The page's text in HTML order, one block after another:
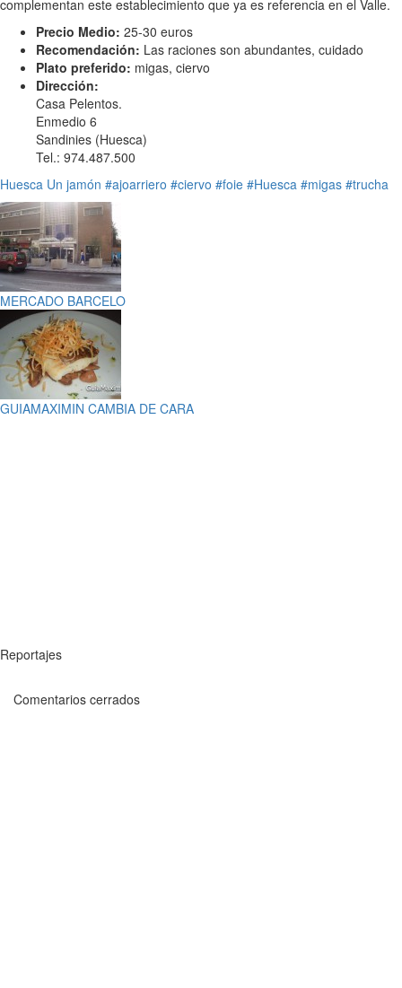
complementan este establecimiento que ya es referencia en el Valle.
Precio Medio: 25-30 euros
Recomendación: Las raciones son abundantes, cuidado
Plato preferido: migas, ciervo
Dirección:
Casa Pelentos.
Enmedio 6
Sandinies (Huesca)
Tel.: 974.487.500
Huesca Un jamón #ajoarriero #ciervo #foie #Huesca #migas #trucha
MERCADO BARCELO
GUIAMAXIMIN CAMBIA DE CARA
Reportajes
Comentarios cerrados